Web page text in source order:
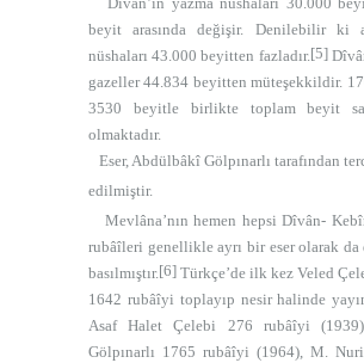
beyit arasında değişir. Denilebilir ki
nüshaları 43.000 beyitten fazladır.[5]
gazeller 44.834 beyitten müteşekkildir.
3530 beyitle birlikte toplam beyit
olmaktadır.
Eser, Abdülbâkî Gölpınarlı tarafından
edilmiştir.
Mevlâna’nın hemen hepsi Dîvân-
rubâîleri genellikle ayrı bir eser olarak da
basılmıştır.[6] Türkçe’de ilk kez Veled
1642 rubâîyi toplayıp nesir halinde
Asaf Halet Çelebi 276 rubâîyi
Gölpınarlı 1765 rubâîyi (1964), M. Nuri